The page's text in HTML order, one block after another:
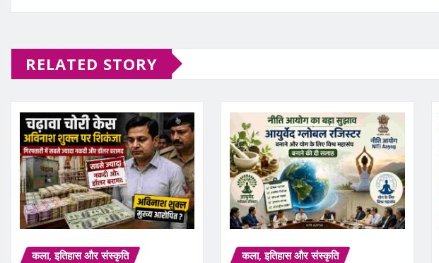
RELATED STORY
कला, इतिहास और संस्कृति कला, इतिहास और संस्कृति